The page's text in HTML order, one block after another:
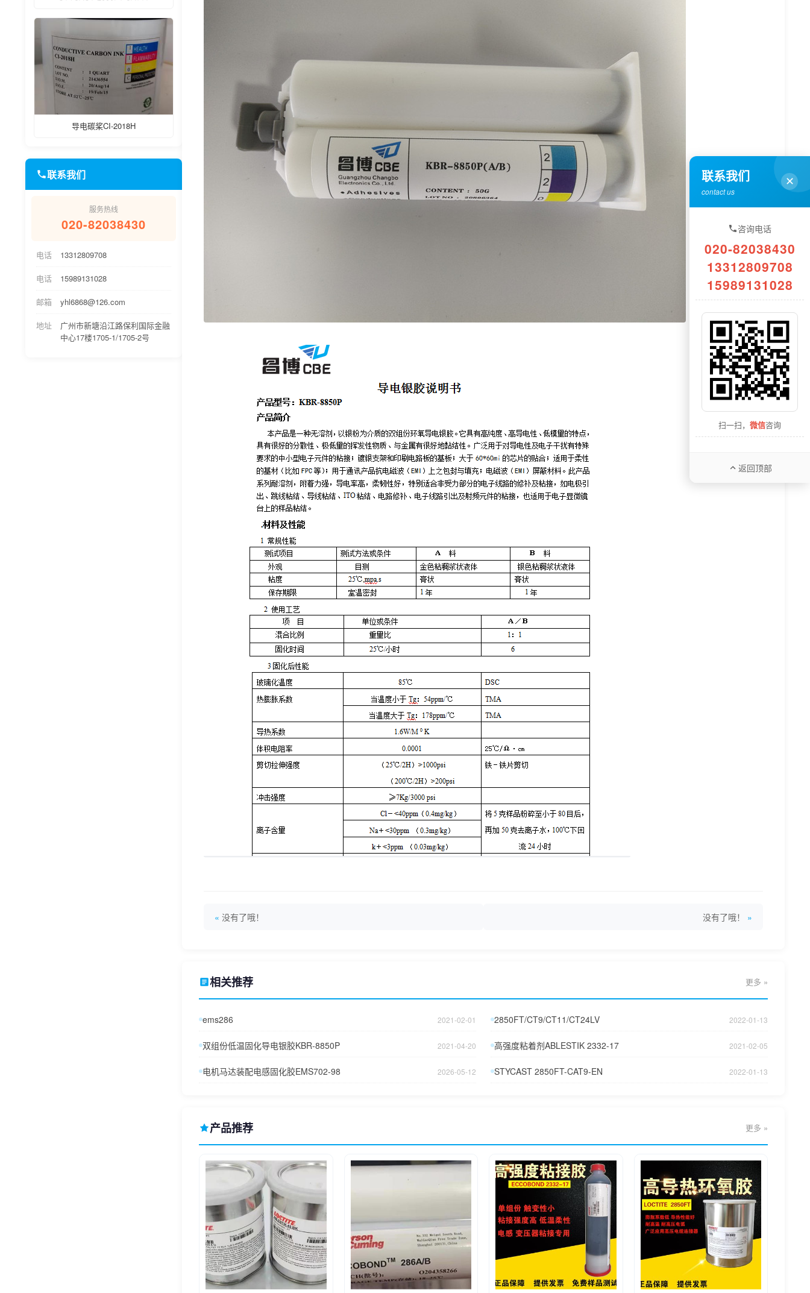
导电碳桨CI-2018H
联系我们
服务热线
020-82038430
电话 13312809708
电话 15989131028
邮箱 yhl6868@126.com
地址
广州市新塘沿江路保利国际金融
中心17楼1705-1/1705-2号
没有了哦！ 没有了哦！
相关推荐 更多 »
ems286 2021-02-01 2850FT/CT9/CT11/CT24LV 2022-01-13
双组份低温固化导电银胶KBR-8850P 2021-04-20 高强度粘着剂ABLESTIK 2332-17 2021-02-05
电机马达装配电感固化胶EMS702-98 2026-05-12 STYCAST 2850FT-CAT9-EN 2022-01-13
产品推荐 更多 »
联系我们
contact us
✕
咨询电话
020-82038430
13312809708
15989131028
扫一扫， 微信咨询
返回顶部